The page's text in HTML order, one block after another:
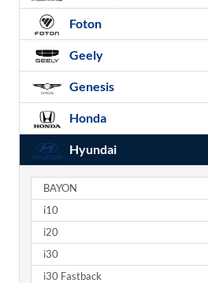
Foton
Geely
Genesis
Honda
Hyundai
BAYON
i10
i20
i30
i30 Fastback